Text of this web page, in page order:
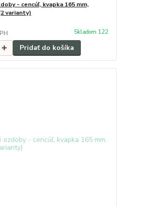
- cencúľ, kvapka 165 mm,
varianty)
Skladom 122
Pridať do košíka